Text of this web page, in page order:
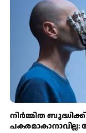
നിർമ്മിത